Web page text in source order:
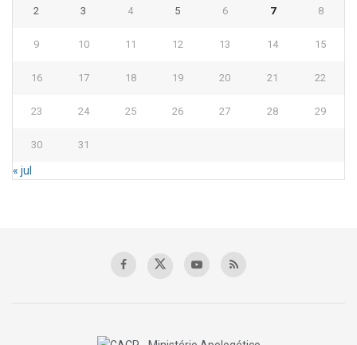
2 3 4 5 6 7 8
9 10 11 12 13 14 15
16 17 18 19 20 21 22
23 24 25 26 27 28 29
30 31
« jul